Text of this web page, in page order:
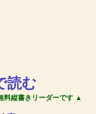
読む
料縦書きリーダーです ▲